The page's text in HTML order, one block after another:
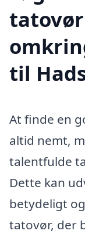
til
At finde en
altid nemt,
talentfulde
Dette kan
betydeligt
tatovør, der